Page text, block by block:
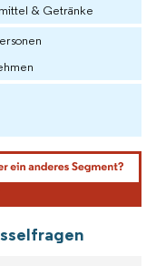
& Getränke